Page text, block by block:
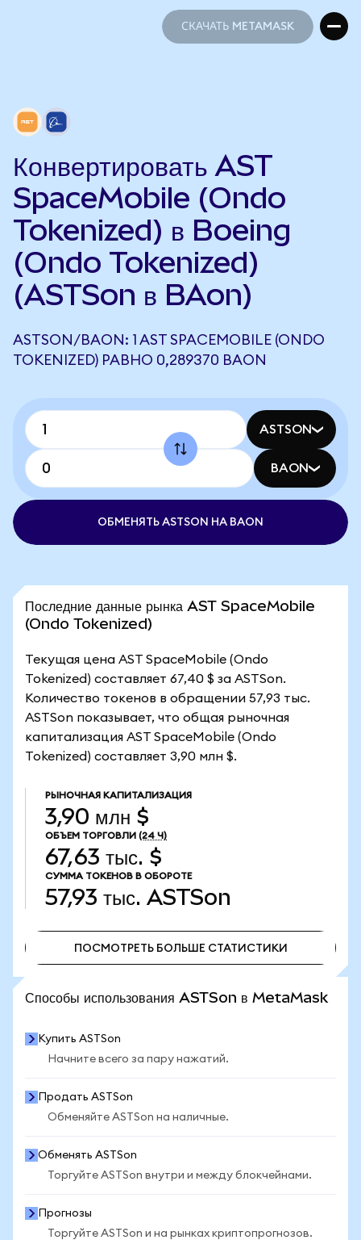
СКАЧАТЬ METAMASK
Конвертировать AST
SpaceMobile (Ondo
Tokenized) в Boeing
(Ondo Tokenized)
(ASTSon в BAon)
ASTSON/BAON: 1 AST SPACEMOBILE (ONDO
TOKENIZED) РАВНО 0,289370 BAON
ASTSON
BAON
ОБМЕНЯТЬ ASTSON НА BAON
Последние данные рынка AST SpaceMobile
(Ondo Tokenized)
Текущая цена AST SpaceMobile (Ondo
Tokenized) составляет 67,40 $ за ASTSon.
Количество токенов в обращении 57,93 тыс.
ASTSon показывает, что общая рыночная
капитализация AST SpaceMobile (Ondo
Tokenized) составляет 3,90 млн $.
РЫНОЧНАЯ КАПИТАЛИЗАЦИЯ
3,90 млн $
ОБЪЕМ ТОРГОВЛИ (24 Ч)
67,63 тыс. $
СУММА ТОКЕНОВ В ОБОРОТЕ
57,93 тыс. ASTSon
ПОСМОТРЕТЬ БОЛЬШЕ СТАТИСТИКИ
Способы использования ASTSon в MetaMask
Купить ASTSon
Начните всего за пару нажатий.
Продать ASTSon
Обменяйте ASTSon на наличные.
Обменять ASTSon
Торгуйте ASTSon внутри и между блокчейнами.
Прогнозы
Торгуйте ASTSon и на рынках криптопрогнозов.